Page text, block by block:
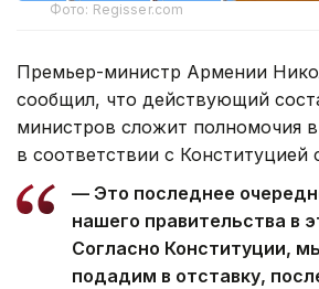
Фото: Regisser.com
Премьер-министр Армении
сообщил, что действующий
министров сложит полномочия
в соответствии с Конституцией
— Это последнее
нашего правительства в
Согласно Конституции,
подадим в отставку,